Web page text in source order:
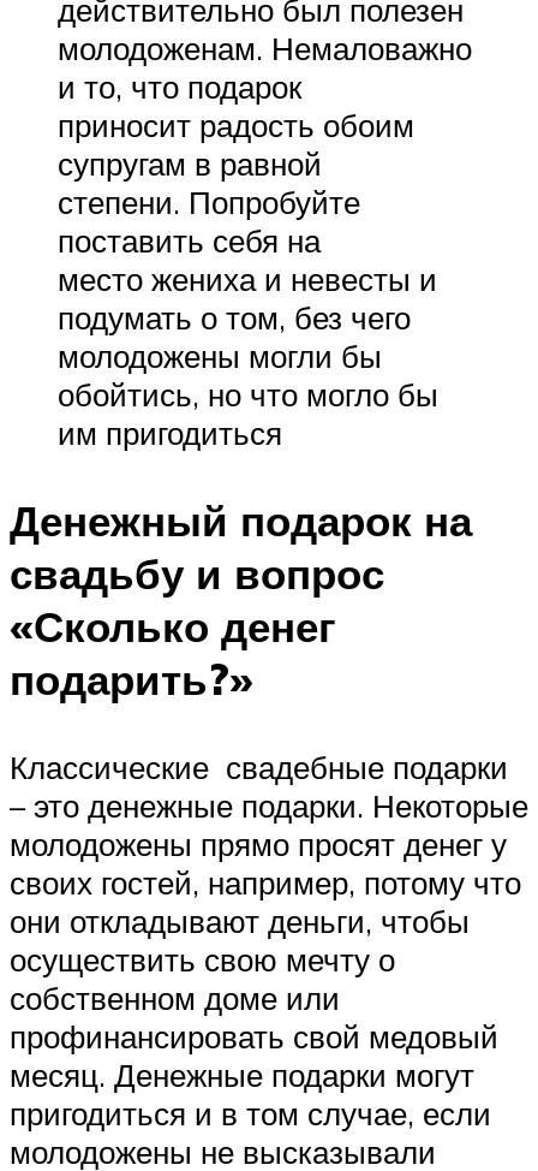
действительно был полезен
молодоженам. Немаловажно
и то, что подарок
приносит радость обоим
супругам в равной
степени. Попробуйте
поставить себя на
место жениха и невесты и
подумать о том, без чего
молодожены могли бы
обойтись, но что могло бы
им пригодиться
Денежный подарок на
свадьбу и вопрос
«Сколько денег
подарить?»
Классические свадебные подарки
– это денежные подарки. Некоторые
молодожены прямо просят денег у
своих гостей, например, потому что
они откладывают деньги, чтобы
осуществить свою мечту о
собственном доме или
профинансировать свой медовый
месяц. Денежные подарки могут
пригодиться и в том случае, если
молодожены не высказывали